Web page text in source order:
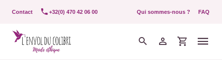
Contact +32(0) 470 42 06 00 Qui sommes-nous ? FAQ